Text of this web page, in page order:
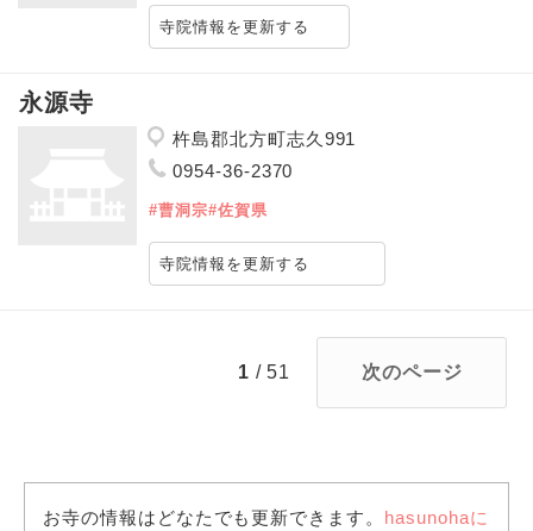
寺院情報を更新する
永源寺
杵島郡北方町志久991
0954-36-2370
#曹洞宗#佐賀県
寺院情報を更新する
1 / 51 次のページ
お寺の情報はどなたでも更新できます。 hasunohaに